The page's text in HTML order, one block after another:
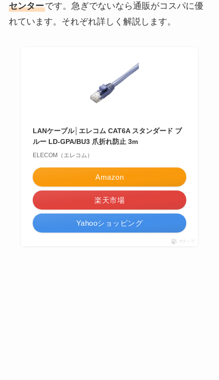
センターです。急ぎでないなら通販がコスパに優
れています。それぞれ詳しく解説します。
LANケーブル│エレコム CAT6A スタンダード ブ
ルー LD-GPA/BU3 爪折れ防止 3m
ELECOM（エレコム）
Amazon
楽天市場
Yahooショッピング
ポチップ